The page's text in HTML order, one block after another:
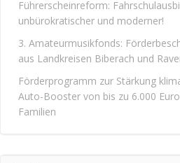
Führerscheinreform:
unbürokratischer und moderner!
3. Amateurmusikfonds:
aus Landkreisen Biberach und
Förderprogramm zur Stärkung
Auto-Booster von bis zu 6.000
Familien